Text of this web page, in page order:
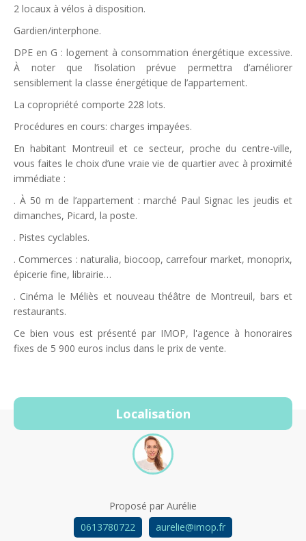
2 locaux à vélos à disposition.
Gardien/interphone.
DPE en G : logement à consommation énergétique excessive.
À noter que l’isolation prévue permettra d’améliorer
sensiblement la classe énergétique de l’appartement.
La copropriété comporte 228 lots.
Procédures en cours: charges impayées.
En habitant Montreuil et ce secteur, proche du centre-ville,
vous faites le choix d’une vraie vie de quartier avec à proximité
immédiate :
. À 50 m de l’appartement : marché Paul Signac les jeudis et
dimanches, Picard, la poste.
. Pistes cyclables.
. Commerces : naturalia, biocoop, carrefour market, monoprix,
épicerie fine, librairie…
. Cinéma le Méliès et nouveau théâtre de Montreuil, bars et
restaurants.
Ce bien vous est présenté par IMOP, l'agence à honoraires
fixes de 5 900 euros inclus dans le prix de vente.
Localisation
Proposé par Aurélie
0613780722
aurelie@imop.fr